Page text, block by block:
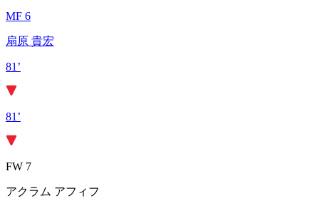
MF 6
扇原 貴宏
81’
81’
FW 7
アクラム アフィフ